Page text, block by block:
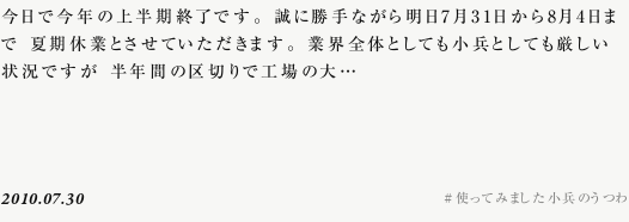
今日で今年の上半期終了です。 誠に勝手ながら明日7月31日から8月4日ま
で 夏期休業とさせていただきます。 業界全体としても小兵としても厳しい
状況ですが 半年間の区切りで工場の大…
2010.07.30 使ってみました小兵のうつわ